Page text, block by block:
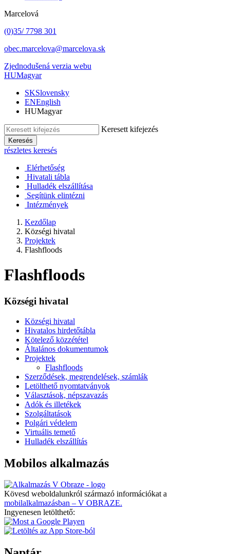
Marcelová
(0)35/ 7798 301
obec.marcelova@marcelova.sk
Zjednodušená verzia webu
HUMagyar
SKSlovensky
ENEnglish
HUMagyar
Keresett kifejezés
Keresés
részletes keresés
Elérhetőség
Hivatali tábla
Hulladék elszállítása
Segítünk elintézni
Intézmények
Kezdőlap
Községi hivatal
Projektek
Flashfloods
Flashfloods
Községi hivatal
Községi hivatal
Hivatalos hirdetőtábla
Kötelező közzététel
Általános dokumentumok
Projektek
Flashfloods
Szerződések, megrendelések, számlák
Letölthető nyomtatványok
Választások, népszavazás
Adók és illetékek
Szolgáltatások
Polgári védelem
Virtuális temető
Hulladék elszállítás
Mobilos alkalmazás
Kövesd weboldalunkról származó információkat a
mobilalkalmazásban – V OBRAZE.
Ingyenesen letölthető: